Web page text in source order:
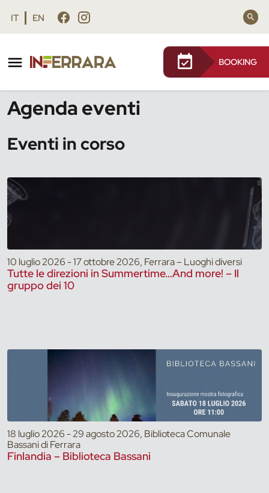
Vai al contenuto principale
Vai al footer
IT EN
BOOKING
Agenda eventi
Eventi in corso
10 luglio 2026 - 17 ottobre 2026, Ferrara – Luoghi diversi
Tutte le direzioni in Summertime…And more! – Il
gruppo dei 10
18 luglio 2026 - 29 agosto 2026, Biblioteca Comunale
Bassani di Ferrara
Finlandia – Biblioteca Bassani